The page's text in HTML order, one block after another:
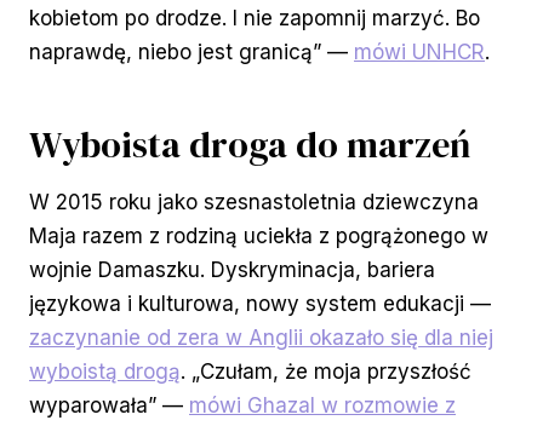
kobietom po drodze. I nie zapomnij marzyć. Bo
naprawdę, niebo jest granicą” — mówi UNHCR.
Wyboista droga do marzeń
W 2015 roku jako szesnastoletnia dziewczyna
Maja razem z rodziną uciekła z pogrążonego w
wojnie Damaszku. Dyskryminacja, bariera
językowa i kulturowa, nowy system edukacji —
zaczynanie od zera w Anglii okazało się dla niej
wyboistą drogą. „Czułam, że moja przyszłość
wyparowała” — mówi Ghazal w rozmowie z